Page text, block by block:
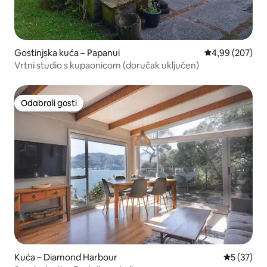
Gostinjska kuća – Papanui Prosječna
4,99 (207)
Vrtni studio s kupaonicom (doručak uključen)
Odabrali gosti
Odabrali gosti
Kuća – Diamond Harbour Prosječna
5 (37)